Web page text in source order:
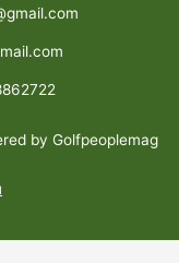
by Golfpeoplemag